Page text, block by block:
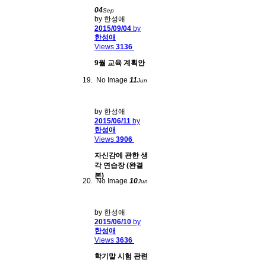
04Sep
by 한성애
2015/09/04 by
한성애
Views 3136
9월 교육 계획안
No Image 11Jun
by 한성애
2015/06/11 by
한성애
Views 3906
자신감에 관한 생
각 연습장 (완결
본)
No Image 10Jun
by 한성애
2015/06/10 by
한성애
Views 3636
학기말 시험 관련